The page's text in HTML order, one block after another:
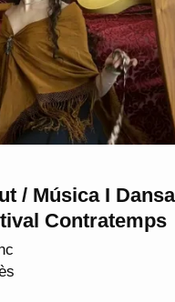
/ Música I
Contratemps